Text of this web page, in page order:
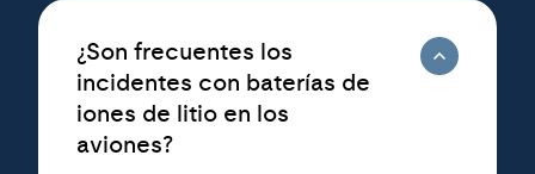
¿Son frecuentes los
incidentes con baterías de
iones de litio en los
aviones?